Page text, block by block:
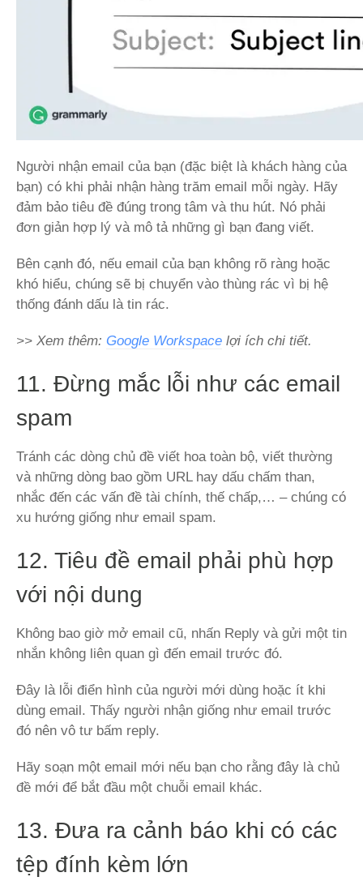
Người nhận email của bạn (đặc biệt là khách hàng của
bạn) có khi phải nhận hàng trăm email mỗi ngày. Hãy
đảm bảo tiêu đề đúng trong tâm và thu hút. Nó phải
đơn giản hợp lý và mô tả những gì bạn đang viết.
Bên cạnh đó, nếu email của bạn không rõ ràng hoặc
khó hiểu, chúng sẽ bị chuyển vào thùng rác vì bị hệ
thống đánh dấu là tin rác.
>> Xem thêm: Google Workspace lợi ích chi tiết.
11. Đừng mắc lỗi như các email
spam
Tránh các dòng chủ đề viết hoa toàn bộ, viết thường
và những dòng bao gồm URL hay dấu chấm than,
nhắc đến các vấn đề tài chính, thế chấp,… – chúng có
xu hướng giống như email spam.
12. Tiêu đề email phải phù hợp
với nội dung
Không bao giờ mở email cũ, nhấn Reply và gửi một tin
nhắn không liên quan gì đến email trước đó.
Đây là lỗi điển hình của người mới dùng hoặc ít khi
dùng email. Thấy người nhận giống như email trước
đó nên vô tư bấm reply.
Hãy soạn một email mới nếu bạn cho rằng đây là chủ
đề mới để bắt đầu một chuỗi email khác.
13. Đưa ra cảnh báo khi có các
tệp đính kèm lớn